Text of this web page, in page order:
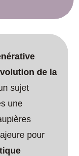
de la
sujet
une
pour